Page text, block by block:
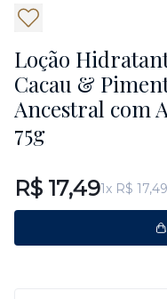
Loção
Cacau &
Ancestral com
75g
R$ 17,491x R$ 17,49